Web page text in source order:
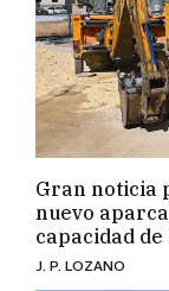
Gran noticia
nuevo
capacidad
J. P. LOZANO